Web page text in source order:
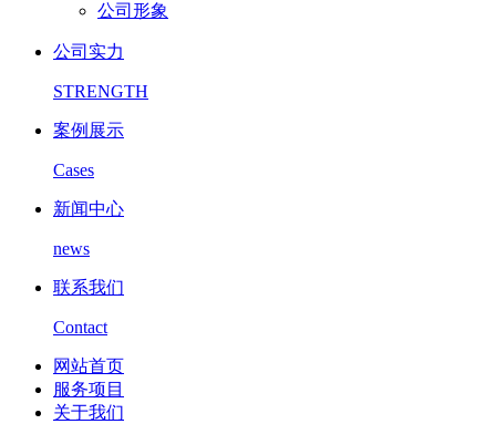
公司形象
公司实力
STRENGTH
案例展示
Cases
新闻中心
news
联系我们
Contact
网站首页
服务项目
关于我们